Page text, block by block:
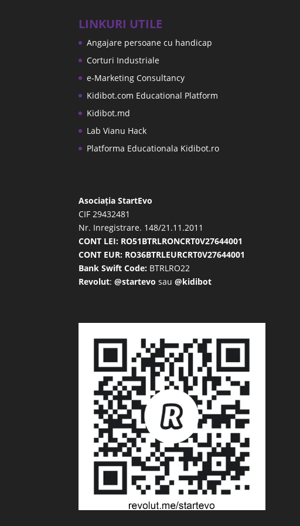
LINKURI UTILE
Angajare persoane cu handicap
Corturi Industriale
e-Marketing Consultancy
Kidibot.com Educational Platform
Kidibot.md
Lab Vianu Hack
Platforma Educationala Kidibot.ro
Asociația StartEvo
CIF 29432481
Nr. Inregistrare. 148/21.11.2011
CONT LEI: RO51BTRLRONCRT0V27644001
CONT EUR: RO36BTRLEURCRT0V27644001
Bank Swift Code: BTRLRO22
Revolut:@startevo sau@kidibot